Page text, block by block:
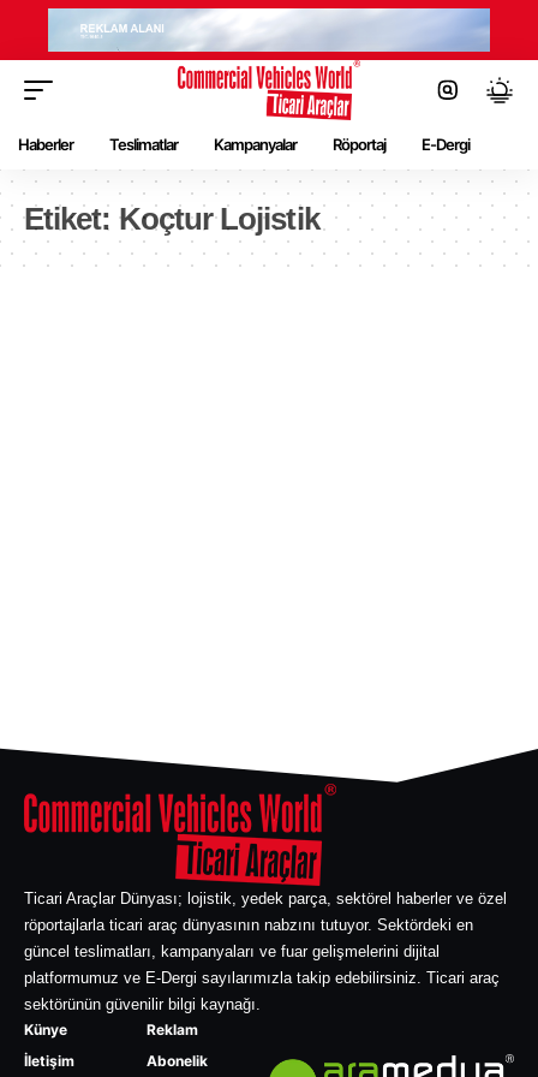
Haberler Teslimatlar Kampanyalar Röportaj E-Dergi
Etiket: Koçtur Lojistik
Ticari Araçlar Dünyası; lojistik, yedek parça, sektörel haberler ve özel
röportajlarla ticari araç dünyasının nabzını tutuyor. Sektördeki en
güncel teslimatları, kampanyaları ve fuar gelişmelerini dijital
platformumuz ve E-Dergi sayılarımızla takip edebilirsiniz. Ticari araç
sektörünün güvenilir bilgi kaynağı.
Künye
İletişim
Reklam
Abonelik